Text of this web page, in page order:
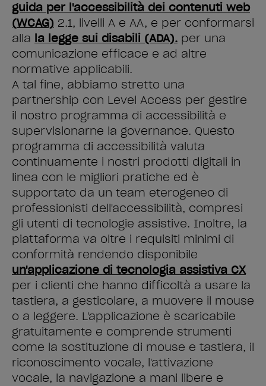
guida per l'accessibilità dei contenuti web
(WCAG) 2.1, livelli A e AA, e per conformarsi
alla la legge sui disabili (ADA). per una
comunicazione efficace e ad altre
normative applicabili.
A tal fine, abbiamo stretto una
partnership con Level Access per gestire
il nostro programma di accessibilità e
supervisionarne la governance. Questo
programma di accessibilità valuta
continuamente i nostri prodotti digitali in
linea con le migliori pratiche ed è
supportato da un team eterogeneo di
professionisti dell'accessibilità, compresi
gli utenti di tecnologie assistive. Inoltre, la
piattaforma va oltre i requisiti minimi di
conformità rendendo disponibile
un'applicazione di tecnologia assistiva CX
per i clienti che hanno difficoltà a usare la
tastiera, a gesticolare, a muovere il mouse
o a leggere. L'applicazione è scaricabile
gratuitamente e comprende strumenti
come la sostituzione di mouse e tastiera, il
riconoscimento vocale, l'attivazione
vocale, la navigazione a mani libere e